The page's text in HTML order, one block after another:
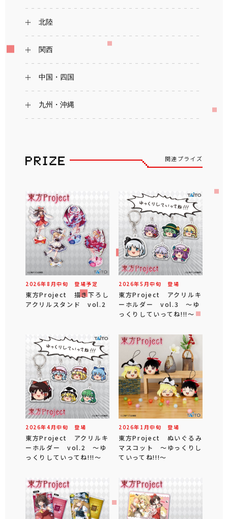
北陸
関西
中国・四国
九州・沖縄
関連プライズ
2026年8 月中旬 登場予定
東方Project 描き下ろし
アクリルスタンド vol.2
2026年5 月中旬 登場
東方Project アクリルキ
ーホルダー vol.3 ～ゆ
っくりしていってね!!!～
2026年4 月中旬 登場
東方Project アクリルキ
ーホルダー vol.2 ～ゆ
っくりしていってね!!!～
2026年 1 月中旬 登場
東方Project ぬいぐるみ
マスコット ～ゆっくりし
ていってね!!!～